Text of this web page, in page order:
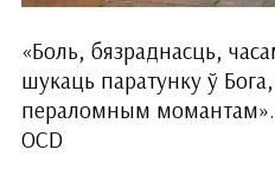
«Боль, бязраднасць,
шукаць паратунку ў
пераломным
OCD